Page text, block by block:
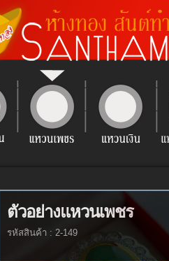
ตัวอย่างแหวนเพชร
รหัสสินค้า : 2-149